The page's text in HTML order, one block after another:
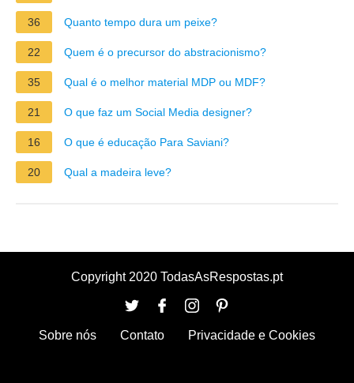
36 Quanto tempo dura um peixe?
22 Quem é o precursor do abstracionismo?
35 Qual é o melhor material MDP ou MDF?
21 O que faz um Social Media designer?
16 O que é educação Para Saviani?
20 Qual a madeira leve?
Copyright 2020 TodasAsRespostas.pt
Sobre nós Contato Privacidade e Cookies